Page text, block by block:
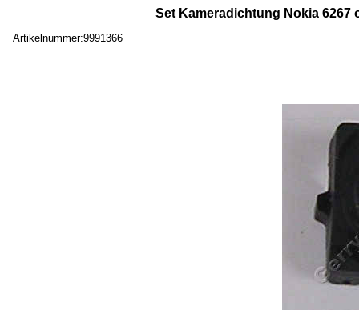
Set Kameradichtung Nokia 6267
Artikelnummer:9991366